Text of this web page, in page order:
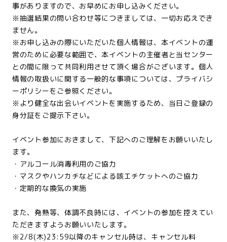
事がありますので、お早めにお申し込みください。
※抽選結果の問い合わせ等につきましては、一切お応えでき
ません。
※お申し込みの際にいただいた個人情報は、本イベントの運
営のために必要な範囲で、本イベントの主催者と当センター
との間に限って共同利用させて頂く場合がございます。個人
情報の取扱いに関する一般的な事項については、プライバシ
ーポリシーをご参照ください。
※より健全な出会いイベントを実施するため、当日ご登録の
身分証をご提示下さい。
イベント参加におきまして、下記へのご理解をお願いいたし
ます。
・アルコール消毒利用のご協力
・マスクやハンカチなどによる咳エチケットへのご協力
・定期的な換気の実施
また、発熱等、体調不良時には、イベントの参加を控えてい
ただきますようお願いいたします。
※2/8(木)23:59以降のキャンセル時は、キャンセル料